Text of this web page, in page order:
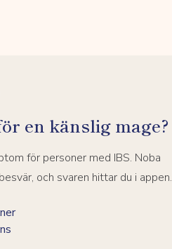
en känslig mage?
för personer med IBS. Noba
och svaren hittar du i appen.